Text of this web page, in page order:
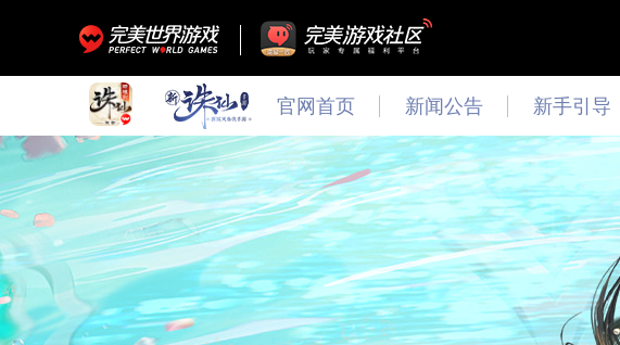
官网首页 新闻公告
最新
新闻
公告
活动
新手引导